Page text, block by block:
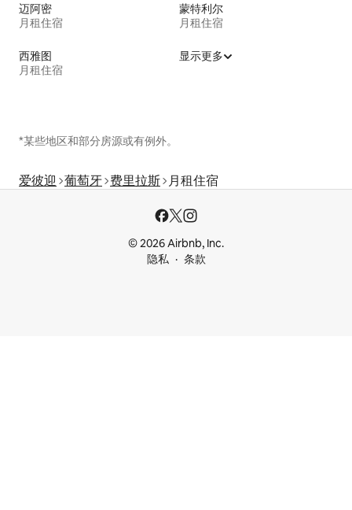
迈阿密
月租住宿
蒙特利尔
月租住宿
西雅图
月租住宿
显示更多
*某些地区和部分房源或有例外。
爱彼迎 葡萄牙 费里拉斯 月租住宿
© 2026 Airbnb, Inc.
隐私
条款